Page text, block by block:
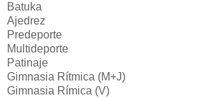
Batuka
Ajedrez
Predeporte
Multideporte
Patinaje
Gimnasia Rítmica (M+J)
Gimnasia Rímica (V)